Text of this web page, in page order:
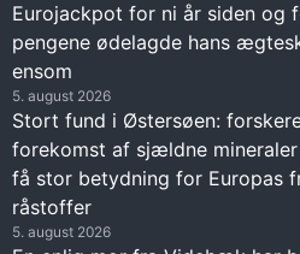
Eurojackpot for ni år siden og
pengene ødelagde hans
ensom
5. august 2026
Stort fund i Østersøen:
forekomst af sjældne
få stor betydning for Europas
råstoffer
5. august 2026